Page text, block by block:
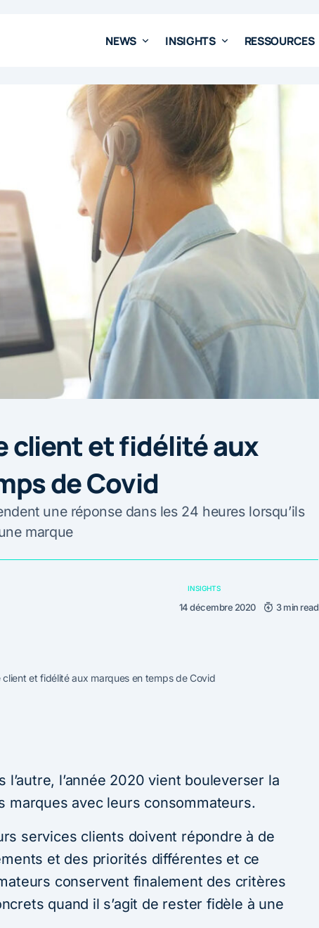
NEWS INSIGHTS RESSOURCES
client et fidélité aux
de Covid
une réponse dans les 24 heures lorsqu’ils
marque
INSIGHTS
14 décembre 2020 3 min read
et fidélité aux marques en temps de Covid
l’autre, l’année 2020 vient bouleverser la
marques avec leurs consommateurs.
services clients doivent répondre à de
et des priorités différentes et ce
conservent finalement des critères
quand il s’agit de rester fidèle à une